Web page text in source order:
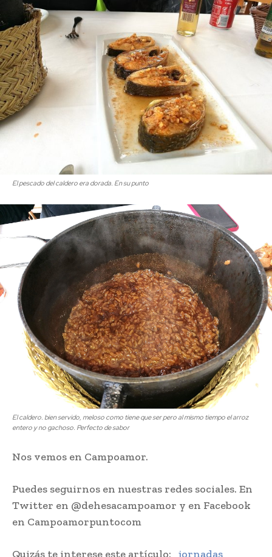
El pescado del caldero era dorada. En su punto
El caldero. bien servido, meloso como tiene que ser pero al mismo tiempo el arroz
entero y no gachoso. Perfecto de sabor
Nos vemos en Campoamor.
Puedes seguirnos en nuestras redes sociales. En
Twitter en @dehesacampoamor y en Facebook
en Campoamorpuntocom
Quizás te interese este artículo: jornadas